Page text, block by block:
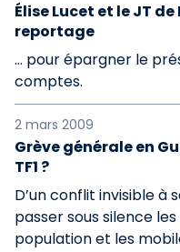
Élise Lucet et le JT
reportage
… pour épargner le
comptes.
2 mars 2009
Grève générale en
TF1 ?
D’un conflit invisible à
passer sous silence
population et les